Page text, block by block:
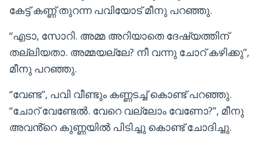
കേട്ട് കണ്ണ് തുറന്ന പവിയോട് മീനു പറഞ്ഞു.
“എടാ, സോറി. അമ്മ അറിയാതെ ദേഷ്യത്തിന്
തല്ലിയതാ. അമ്മയല്ലേ? നീ വന്നു ചോറ് കഴിക്കു”,
മീനു പറഞ്ഞു.
“വേണ്ട”, പവി വീണ്ടും കണ്ണടച്ച് കൊണ്ട് പറഞ്ഞു.
“ചോറ് വേണ്ടേൽ. വേറെ വല്ലോം വേണോ?”, മീനു
അവൻ്റെ കുണ്ണയിൽ പിടിച്ചു കൊണ്ട് ചോദിച്ചു.